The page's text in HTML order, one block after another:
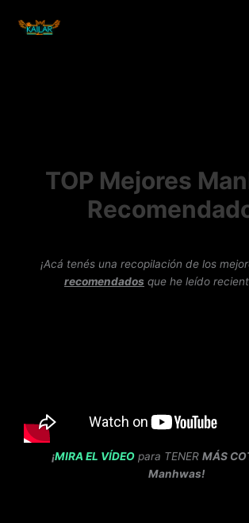
TOP Mejores
¡Acá tenés una recopilación de los
recomendados que he leído
¡MIRA EL VÍDEO para TENER MÁS
Manhwas!